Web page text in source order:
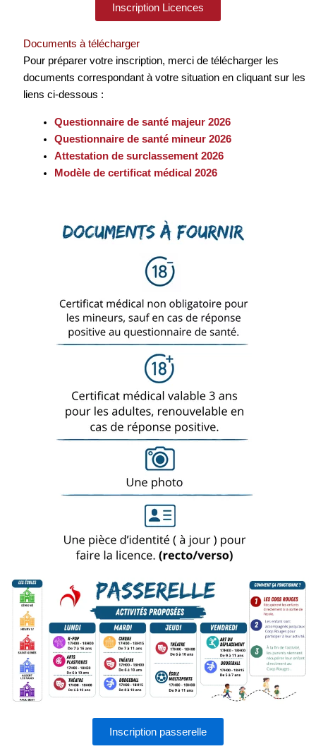
Inscription Licences
Documents à télécharger
Pour préparer votre inscription, merci de télécharger les
documents correspondant à votre situation en cliquant sur les
liens ci-dessous :
Questionnaire de santé majeur 2026
Questionnaire de santé mineur 2026
Attestation de surclassement 2026
Modèle de certificat médical 2026
Inscription passerelle